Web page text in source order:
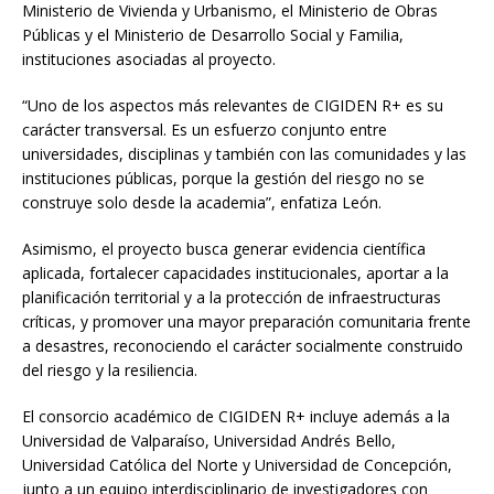
Ministerio de Vivienda y Urbanismo, el Ministerio de Obras
Públicas y el Ministerio de Desarrollo Social y Familia,
instituciones asociadas al proyecto.
“Uno de los aspectos más relevantes de CIGIDEN R+ es su
carácter transversal. Es un esfuerzo conjunto entre
universidades, disciplinas y también con las comunidades y las
instituciones públicas, porque la gestión del riesgo no se
construye solo desde la academia”, enfatiza León.
Asimismo, el proyecto busca generar evidencia científica
aplicada, fortalecer capacidades institucionales, aportar a la
planificación territorial y a la protección de infraestructuras
críticas, y promover una mayor preparación comunitaria frente
a desastres, reconociendo el carácter socialmente construido
del riesgo y la resiliencia.
El consorcio académico de CIGIDEN R+ incluye además a la
Universidad de Valparaíso, Universidad Andrés Bello,
Universidad Católica del Norte y Universidad de Concepción,
junto a un equipo interdisciplinario de investigadores con